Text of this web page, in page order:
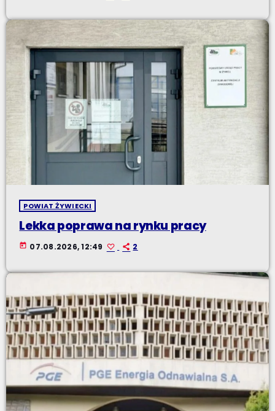
POWIAT ŻYWIECKI
Lekka poprawa na rynku pracy
today 07.08.2026, 12:49 2